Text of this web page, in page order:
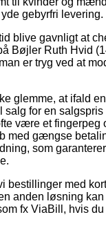
gebyrfri levering.
blive gavnligt at
Bøjler Ruth Hvid
er tryg ved at
glemme, at ifald
salg for en salgspris
være et fingerpeg
med gængse
som
bestillinger med
anden løsning
fx ViaBill, hvis